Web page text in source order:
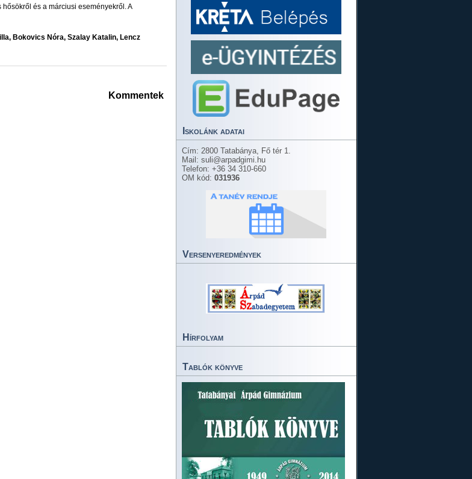
és a márciusi eseményekről. A
Bokovics Nóra, Szalay Katalin, Lencz
Kommentek
Iskolánk adatai
Cím: 2800 Tatabánya, Fő tér 1.
Mail: suli@arpadgimi.hu
Telefon: +36 34 310-660
OM kód: 031936
Versenyeredmények
Hírfolyam
Tablók könyve